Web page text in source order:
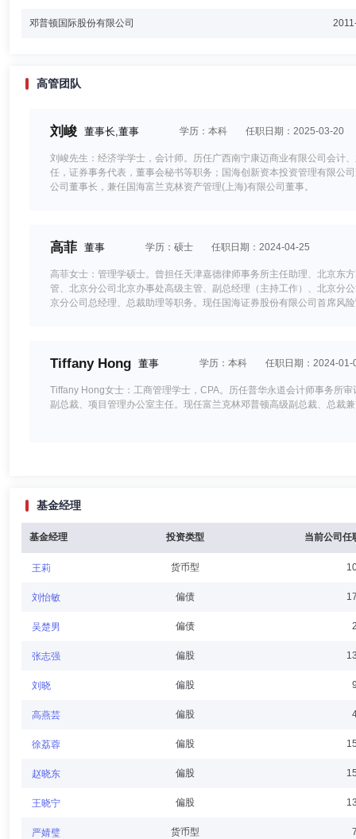
邓普顿国际股份有限公司
高管团队
刘峻 董事长,董事 学历：本科 任职日期：2025-03-20
刘峻先生：经济学学士，会计师。历任广西南宁康迈商业有限公司会计
任，证券事务代表，董事会秘书等职务；国海创新资本投资管理有限公
公司董事长，兼任国海富兰克林资产管理(上海)有限公司董事。
高菲 董事 学历：硕士 任职日期：2024-04-25
高菲女士：管理学硕士。曾担任天津嘉德律师事务所主任助理、北京东
管、北京分公司北京办事处高级主管、副总经理（主持工作）、北京分
京分公司总经理、总裁助理等职务。现任国海证券股份有限公司首席风
Tiffany Hong 董事 学历：本科 任职日期：2024-01-
Tiffany Hong女士：工商管理学士，CPA。历任普华永道会计师事务所
副总裁、项目管理办公室主任。现任富兰克林邓普顿高级副总裁、总裁
徐荔蓉先生：CFA，CPA(非执业)，律师(非执业)，中央财经大学经济
理。2008.02-2010.09.29申万巴黎基金管理有限公司基金经理。
限公司研究分析部总经理；2012.09.25-至今任国海富兰克林基金管理
林世娟 任职日期：2024-
林世娟女士：南洋理工大学会计学士，注册会计师。曾任普华永道税务
官、富兰克林邓普顿私募基金管理(上海)有限公司董事、富兰克林邓普
黄学嘉 学历：本科
黄学嘉女士：经济学学士，中级经济师。历任中国银行股份有限公司广
份有限公司合规风控部副总裁，国海证券股份有限公司财务管理部主
国海证券股有限公司财务管理部总经理，国海良时期货股份有限公司监
储丽莉 董事会秘书,督察长（督察员）,投资决策委员会成员
基金经理
基金经理 投资类型 当前公司任
王莉 货币型
刘怡敏 偏债
吴楚男 偏债
张志强 偏股
刘晓 偏股
高燕芸 偏股
徐荔蓉 偏股
赵晓东 偏股
王晓宁 偏股
严婧璧 货币型